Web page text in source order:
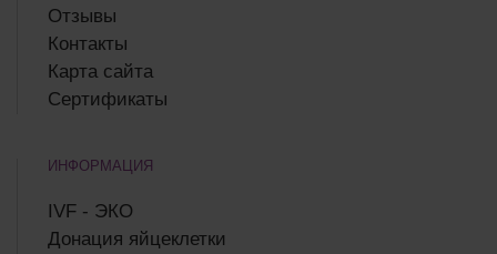
Отзывы
Контакты
Карта сайта
Сертификаты
ИНФОРМАЦИЯ
IVF - ЭКО
Донация яйцеклетки